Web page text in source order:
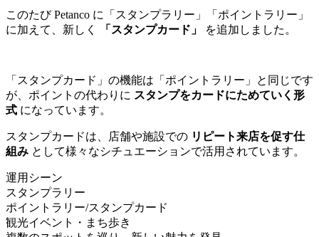
このたび Petanco に「スタンプラリー」「ポイントラリー」
に加えて、新しく
「スタンプカード」 を追加しました。
「スタンプカード」の機能は「ポイントラリー」と同じです
が、ポイントの代わりに スタンプをカードにためていく形
式 になっています。
スタンプカードは、店舗や施設での リピート来店を促す仕
組み として様々なシチュエーションで活用されています。
運用シーン
スタンプラリー
ポイントラリー/スタンプカード
観光イベント・まち歩き